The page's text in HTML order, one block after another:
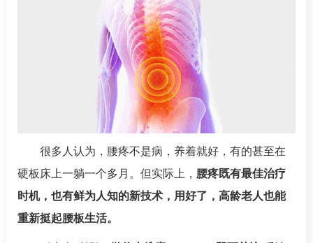
很多人认为，腰疼不是病，养着就好，有的甚至在
硬板床上一躺一个多月。但实际上， 腰疼既有最佳治疗
时机，也有鲜为人知的新技术，用好了，高龄老人也能
重新挺起腰板生活。